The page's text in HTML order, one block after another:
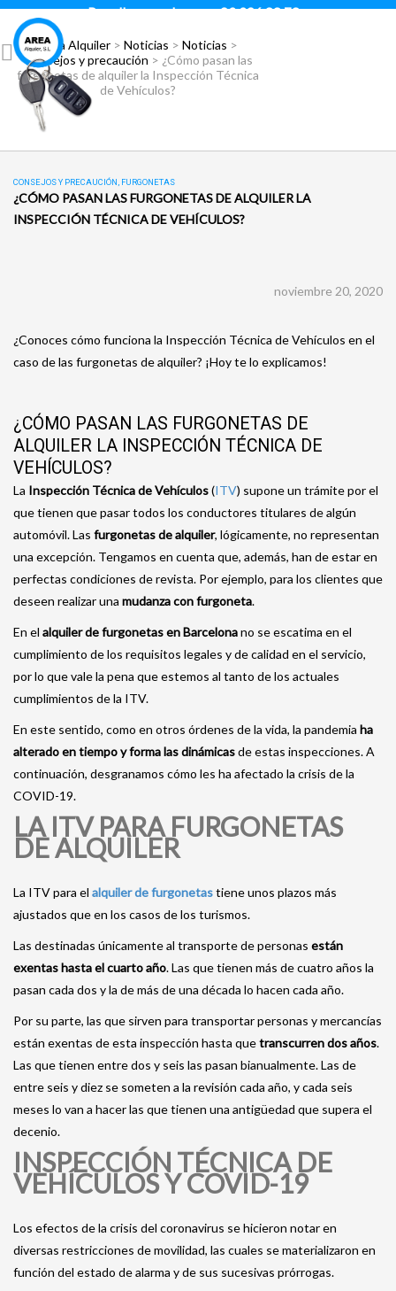
Para llamar pulsar: 93 296 88 78
Área Alquiler> Noticias > Noticias >
Consejos y precaución > ¿Cómo pasan las
furgonetas de alquiler la Inspección Técnica
de Vehículos?
CONSEJOS Y PRECAUCIÓN FURGONETAS
¿CÓMO PASAN LAS FURGONETAS DE ALQUILER LA
INSPECCIÓN TÉCNICA DE VEHÍCULOS?
noviembre 20, 2020
¿Conoces cómo funciona la Inspección Técnica de Vehículos en el
caso de las furgonetas de alquiler? ¡Hoy te lo explicamos!
¿CÓMO PASAN LAS FURGONETAS DE
ALQUILER LA INSPECCIÓN TÉCNICA DE
VEHÍCULOS?
La Inspección Técnica de Vehículos(ITV) supone un trámite por el
que tienen que pasar todos los conductores titulares de algún
automóvil. Las furgonetas de alquiler, lógicamente, no representan
una excepción. Tengamos en cuenta que, además, han de estar en
perfectas condiciones de revista. Por ejemplo, para los clientes que
deseen realizar una mudanza con furgoneta.
En el alquiler de furgonetas en Barcelonano se escatima en el
cumplimiento de los requisitos legales y de calidad en el servicio,
por lo que vale la pena que estemos al tanto de los actuales
cumplimientos de la ITV.
En este sentido, como en otros órdenes de la vida, la pandemia ha
alterado en tiempo y forma las dinámicasde estas inspecciones. A
continuación, desgranamos cómo les ha afectado la crisis de la
COVID-19.
LA ITV PARA FURGONETAS
DE ALQUILER
La ITV para el alquiler de furgonetastiene unos plazos más
ajustados que en los casos de los turismos.
Las destinadas únicamente al transporte de personas están
exentas hasta el cuarto año. Las que tienen más de cuatro años la
pasan cada dos y la de más de una década lo hacen cada año.
Por su parte, las que sirven para transportar personas y mercancías
están exentas de esta inspección hasta quetranscurren dos años.
Las que tienen entre dos y seis las pasan bianualmente. Las de
entre seis y diez se someten a la revisión cada año, y cada seis
meses lo van a hacer las que tienen una antigüedad que supera el
decenio.
INSPECCIÓN TÉCNICA DE
VEHÍCULOS Y COVID-19
Los efectos de la crisis del coronavirus se hicieron notar en
diversas restricciones de movilidad, las cuales se materializaron en
función del estado de alarma y de sus sucesivas prórrogas.